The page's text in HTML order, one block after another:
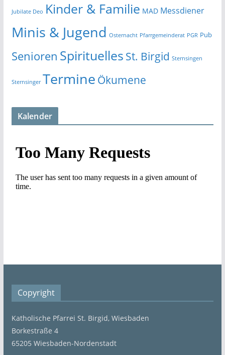
Jubilate Deo Kinder & Familie MAD Messdiener
Minis & Jugend Osternacht Pfarrgemeinderat PGR Pub
Senioren Spirituelles St. Birgid Sternsingen
Sternsinger Termine Ökumene
Kalender
Copyright
Katholische Pfarrei St. Birgid, Wiesbaden
Borkestraße 4
65205 Wiesbaden-Nordenstadt